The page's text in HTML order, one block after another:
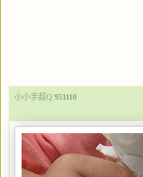
小小手超Q 951110